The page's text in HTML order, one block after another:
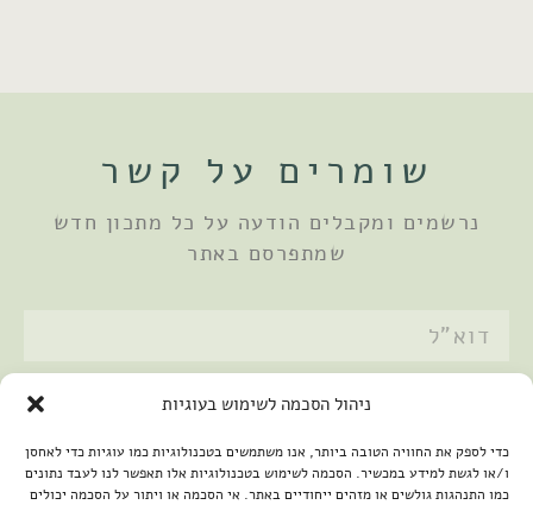
ניהול הסכמה לשימוש בעוגיות
כדי לספק את החוויה הטובה ביותר, אנו משתמשים בטכנולוגיות כמו עוגיות כדי לאחסן
ו/או לגשת למידע במכשיר. הסכמה לשימוש בטכנולוגיות אלו תאפשר לנו לעבד נתונים
כמו התנהגות גולשים או מזהים ייחודיים באתר. אי הסכמה או ויתור על הסכמה יכולים
שומרים על קשר
נרשמים ומקבלים הודעה על כל מתכון חדש
שמתפרסם באתר
אני מאשר/ת אתמדיניות הפרטיות
שלחתי